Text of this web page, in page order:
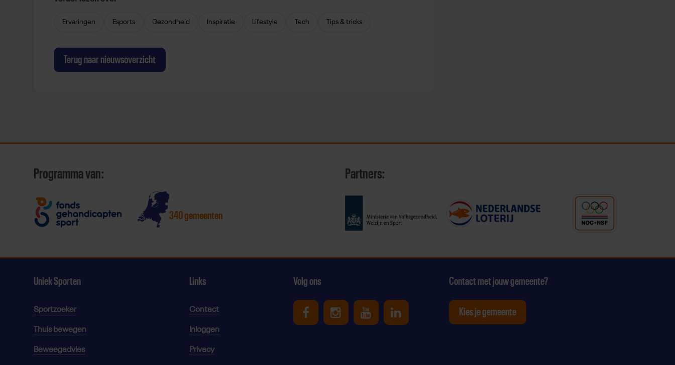
Ervaringen Esports Gezondheid Inspiratie Lifestyle Tech Tips & tricks
Terug naar nieuwsoverzicht
Programma van:
340 gemeenten
Partners:
Uniek Sporten
Sportzoeker
Thuis bewegen
Beweegadvies
Links
Contact
Inloggen
Privacy
Volg ons
Uniek Sporten op Facebook
Uniek Sporten op Instagram
Uniek Sporten op Youtube
Uniek Sporten op Linkedin
Contact met jouw gemeente?
Kies je gemeente